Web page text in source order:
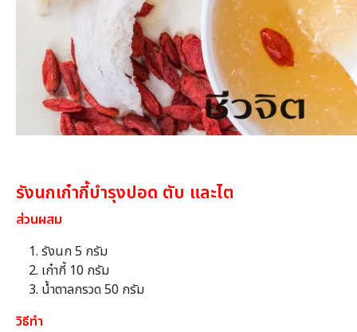
รังนกเก๋ากี้บำรุงปอด ตับ และไต
ส่วนผสม
รังนก 5 กรัม
เก๋ากี้ 10 กรัม
น้ำตาลกรวด 50 กรัม
วิธีทำ